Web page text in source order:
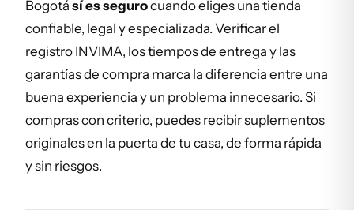
Bogotá sí es segurocuando eliges una tienda
confiable, legal y especializada. Verificar el
registro INVIMA, los tiempos de entrega y las
garantías de compra marca la diferencia entre una
buena experiencia y un problema innecesario. Si
compras con criterio, puedes recibir suplementos
originales en la puerta de tu casa, de forma rápida
y sin riesgos.